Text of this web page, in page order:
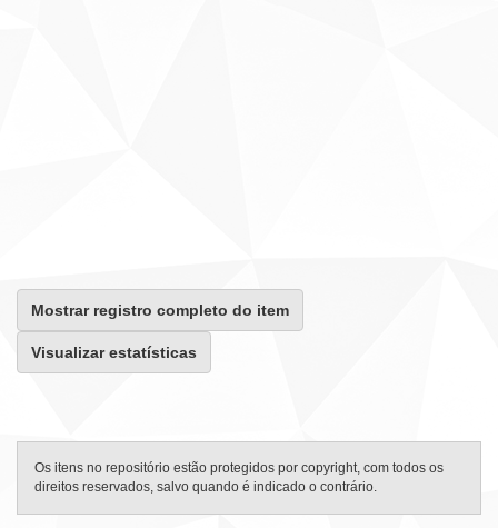
Mostrar registro completo do item
Visualizar estatísticas
Os itens no repositório estão protegidos por copyright, com todos os
direitos reservados, salvo quando é indicado o contrário.